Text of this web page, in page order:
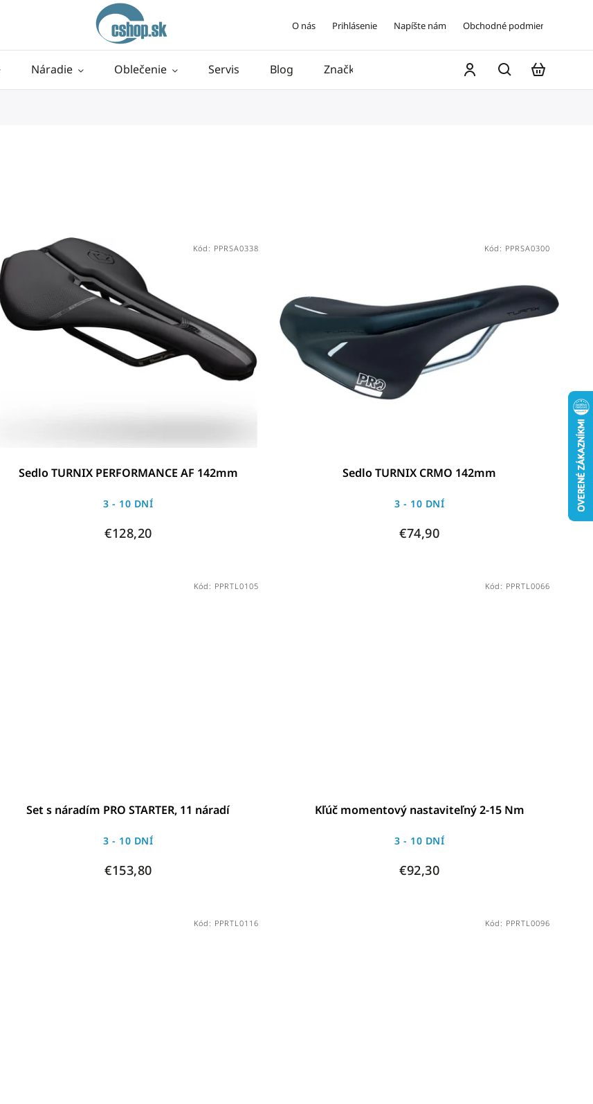
O nás Prihlásenie Napíšte nám Obchodné podmienky
Náradie Oblečenie Servis Blog Značky
Sedlo TURNIX PERFORMANCE AF 142mm
3 - 10 DNÍ
€128,20
Kód: PPRSA0338
Sedlo TURNIX CRMO 142mm
3 - 10 DNÍ
€74,90
Kód: PPRSA0300
Set s náradím PRO STARTER, 11 náradí
3 - 10 DNÍ
€153,80
Kód: PPRTL0105
Kľúč momentový nastaviteľný 2-15 Nm
3 - 10 DNÍ
€92,30
Kód: PPRTL0066
Kód: PPRTL0116 Kód: PPRTL0096